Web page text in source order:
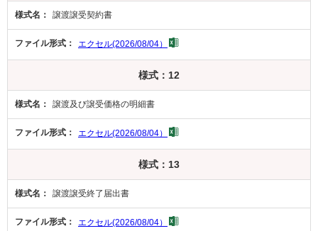
譲渡譲受契約書
エクセル(2026/08/04）
様式：12
譲渡及び譲受価格の明細書
エクセル(2026/08/04）
様式：13
譲渡譲受終了届出書
エクセル(2026/08/04）